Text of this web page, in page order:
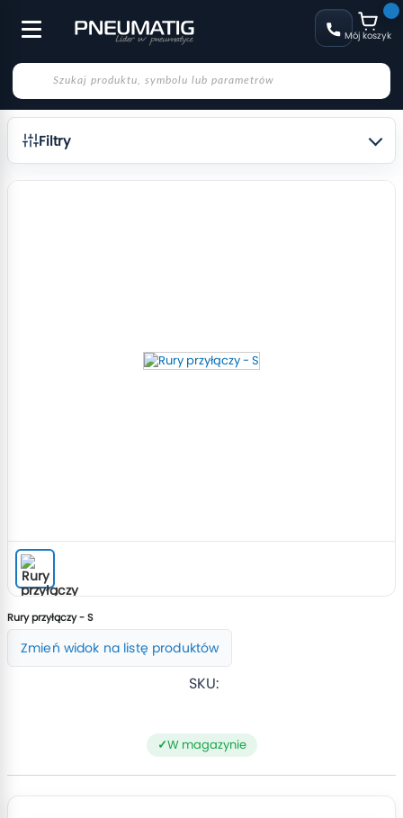
Mój koszyk
Filtry
Rury przyłączy - S
Zmień widok na listę produktów
SKU:
W magazynie